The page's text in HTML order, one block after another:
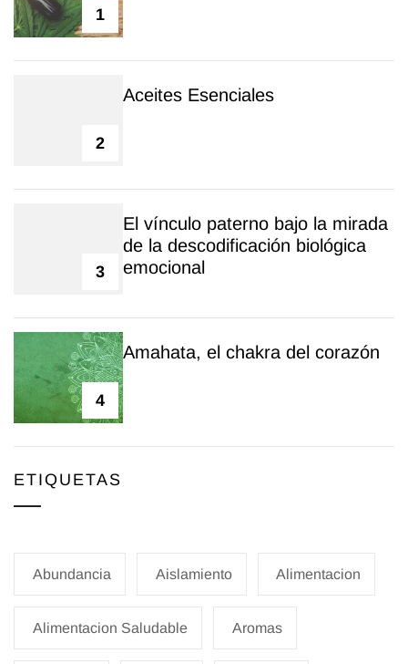
1
2
Aceites Esenciales
3
El vínculo paterno bajo la mirada
de la descodificación biológica
emocional
4
Amahata, el chakra del corazón
ETIQUETAS
Abundancia Aislamiento Alimentacion
Alimentacion Saludable Aromas